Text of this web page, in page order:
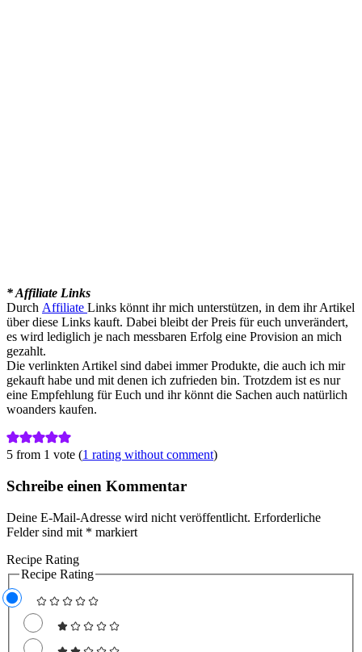
* Affiliate Links
Durch Affiliate Links könnt ihr mich unterstützen, in dem ihr Artikel
über diese Links kauft. Dabei bleibt der Preis für euch unverändert,
es wird lediglich je nach messbaren Erfolg eine Provision an mich
gezahlt.
Die verlinkten Artikel sind dabei immer Produkte, die auch ich mir
gekauft habe und mit denen ich zufrieden bin. Trotzdem ist es nur
eine Empfehlung für Euch und ihr könnt die Sachen auch natürlich
woanders kaufen.
5 from 1 vote (1 rating without comment)
Schreibe einen Kommentar
Deine E-Mail-Adresse wird nicht veröffentlicht. Erforderliche
Felder sind mit * markiert
Recipe Rating
Recipe Rating